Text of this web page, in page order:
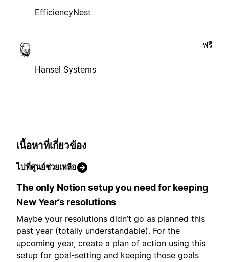
EfficiencyNest
Hansel Systems
ฟรี
เนื้อหาที่เกี่ยวข้อง
ไปที่ศูนย์ช่วยเหลือ
The only Notion setup you need for keeping
New Year’s resolutions
Maybe your resolutions didn’t go as planned this
past year (totally understandable). For the
upcoming year, create a plan of action using this
setup for goal-setting and keeping those goals